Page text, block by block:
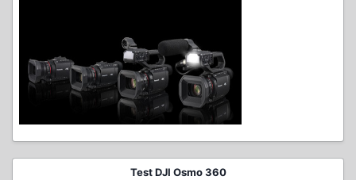
Test DJI Osmo 360